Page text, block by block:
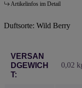
Artikelinfos im Detail
Duftsorte: Wild Berry
Produkteigenschaft
Wert
VERSAN
DGEWICH
T:
0,02